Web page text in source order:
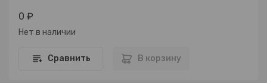
0 ₽
Нет в наличии
Сравнить В корзину